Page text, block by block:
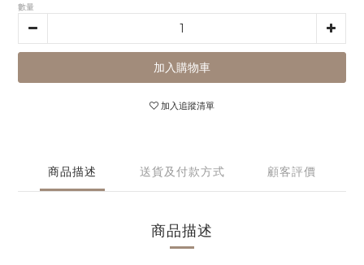
數量
加入購物車
加入追蹤清單
商品描述 送貨及付款方式 顧客評價
商品描述